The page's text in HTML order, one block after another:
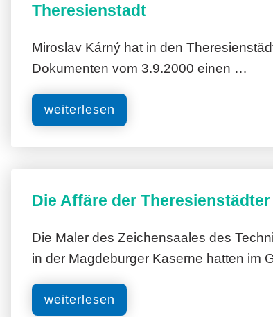
Theresienstadt
Miroslav Kárný hat in den
Dokumenten vom 3.9.2000 einen …
weiterlesen
Die Affäre der Theresienstädter
Die Maler des Zeichensaales des
in der Magdeburger Kaserne hatten im
weiterlesen